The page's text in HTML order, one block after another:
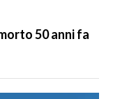
50 anni fa